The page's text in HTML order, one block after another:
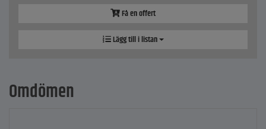
Få en offert
Lägg till i listan
Omdömen